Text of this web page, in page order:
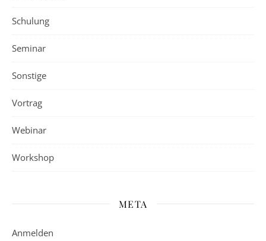
Schulung
Seminar
Sonstige
Vortrag
Webinar
Workshop
META
Anmelden